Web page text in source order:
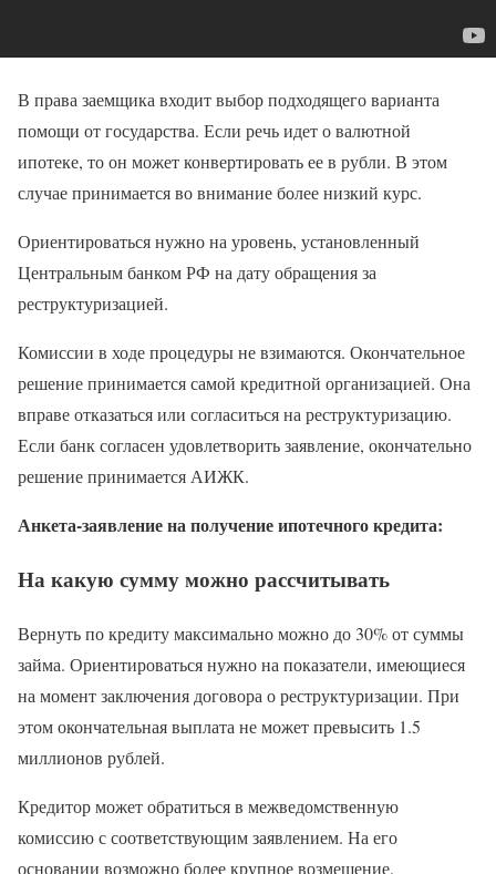
В права заемщика входит выбор подходящего варианта
помощи от государства. Если речь идет о валютной
ипотеке, то он может конвертировать ее в рубли. В этом
случае принимается во внимание более низкий курс.
Ориентироваться нужно на уровень, установленный
Центральным банком РФ на дату обращения за
реструктуризацией.
Комиссии в ходе процедуры не взимаются. Окончательное
решение принимается самой кредитной организацией. Она
вправе отказаться или согласиться на реструктуризацию.
Если банк согласен удовлетворить заявление, окончательно
решение принимается АИЖК.
Анкета-заявление на получение ипотечного кредита:
На какую сумму можно рассчитывать
Вернуть по кредиту максимально можно до 30% от суммы
займа. Ориентироваться нужно на показатели, имеющиеся
на момент заключения договора о реструктуризации. При
этом окончательная выплата не может превысить 1.5
миллионов рублей.
Кредитор может обратиться в межведомственную
комиссию с соответствующим заявлением. На его
основании возможно более крупное возмещение.